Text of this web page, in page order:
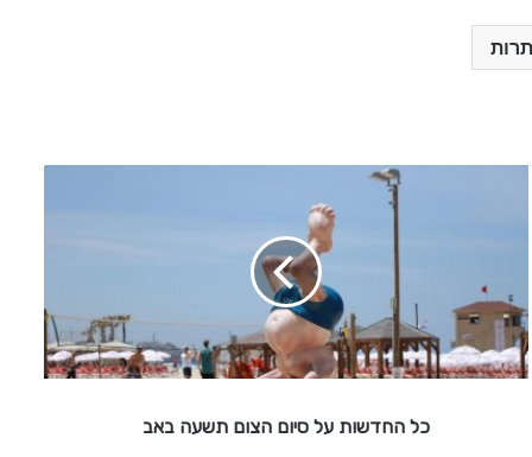
ש
ו
ת
ע
כל החדשות על סיום הצום תשעה באב